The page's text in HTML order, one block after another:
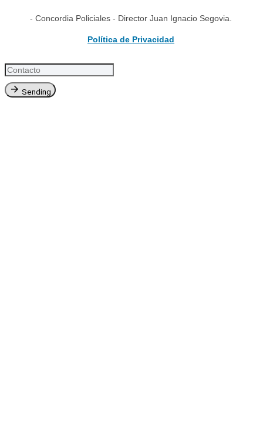
- Concordia Policiales - Director Juan Ignacio Segovia.
Política de Privacidad
Sending